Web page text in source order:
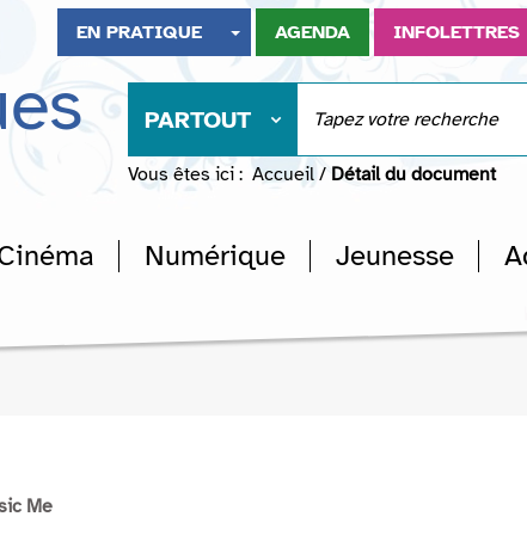
EN PRATIQUE AGENDA INFOLETTRES
PARTOUT
Vous êtes ici : Accueil / Détail du document
Numérique Jeunesse
Me